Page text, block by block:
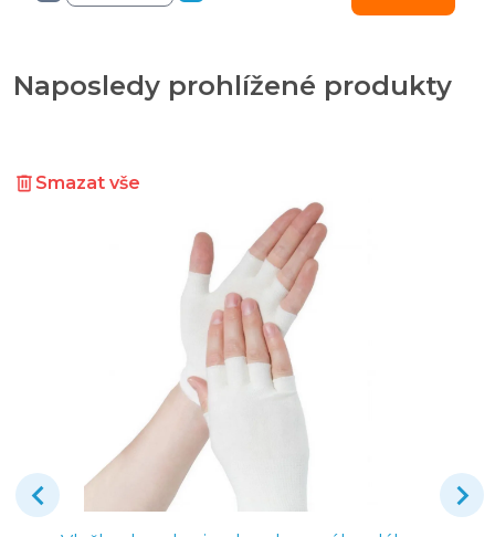
Naposledy prohlížené produkty
Smazat vše